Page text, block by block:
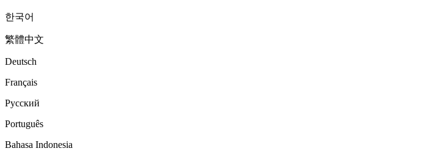
한국어
繁體中文
Deutsch
Français
Русский
Português
Bahasa Indonesia